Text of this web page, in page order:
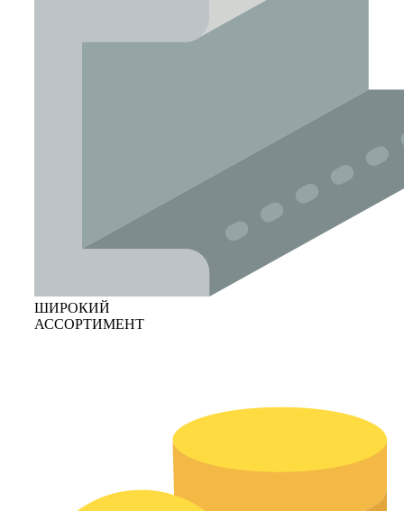
ШИРОКИЙ
АССОРТИМЕНТ